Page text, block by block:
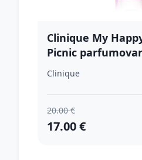
Clinique My
Picnic
ženy 15 ml
Clinique
20.00 €
17.00 €